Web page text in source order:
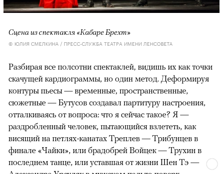
Сцена из спектакля «Кабаре Брехт»
© ЮЛИЯ СМЕЛКИНА / ПРЕСС-СЛУЖБА ТЕАТРА ИМЕНИ ЛЕНСОВЕТА
Разбирая все полсотни спектаклей, видишь их как точки
скачущей кардиограммы, но один метод. Деформируя
контуры пьесы — временные, пространственные,
сюжетные — Бутусов создавал партитуру настроения,
отталкиваясь от вопроса: что я сейчас такое? Я —
раздробленный человек, пытающийся взлететь, как
висящий на петлях-канатах Треплев — Трибунцев в
финале «Чайки», или брадобрей Войцек — Трухин в
последнем танце, или уставшая от жизни Шен Тэ —